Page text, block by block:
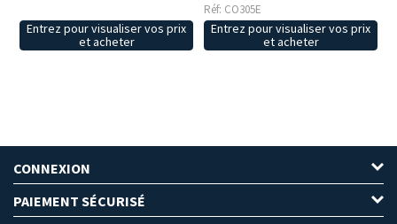
Entrez pour visualiser vos prix
et acheter
Réf: CO305E
Entrez pour visualiser vos prix
et acheter
CONNEXION
PAIEMENT SÉCURISÉ